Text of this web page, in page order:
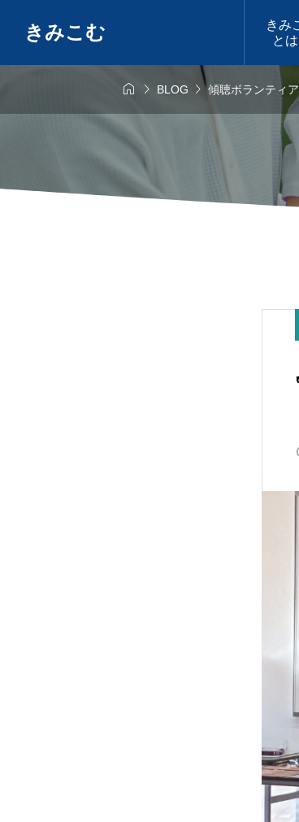
きみこむ
きみ
とは
定期開
せいわ
  BLOG 傾聴ボランティ